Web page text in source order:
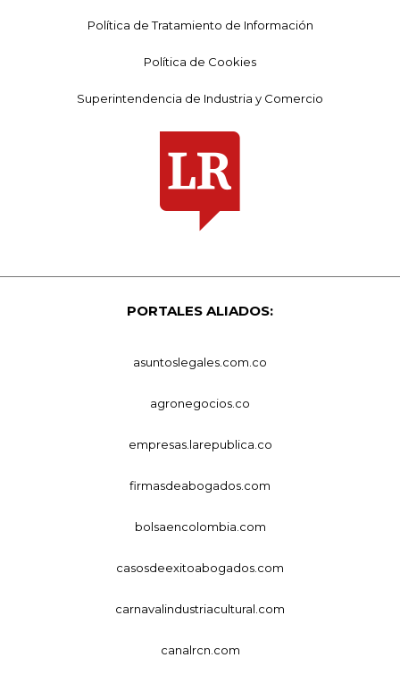
Política de Tratamiento de Información
Política de Cookies
Superintendencia de Industria y Comercio
PORTALES ALIADOS:
asuntoslegales.com.co
agronegocios.co
empresas.larepublica.co
firmasdeabogados.com
bolsaencolombia.com
casosdeexitoabogados.com
carnavalindustriacultural.com
canalrcn.com